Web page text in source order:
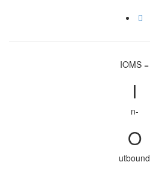
IOMS =
I
n-
O
utbound